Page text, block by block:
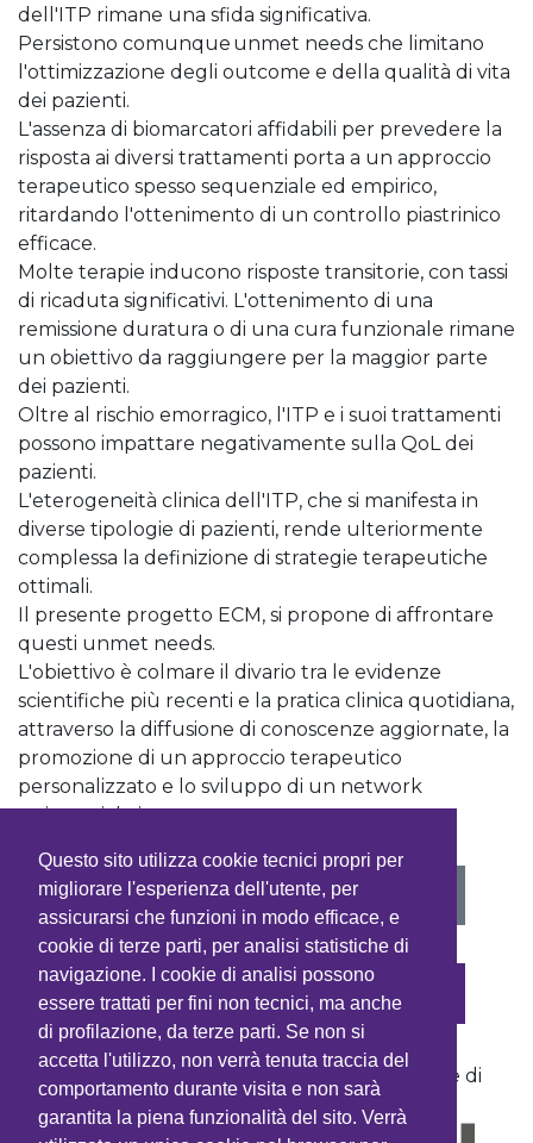
Questo sito utilizza cookie tecnici propri per
migliorare l'esperienza dell'utente, per
assicurarsi che funzioni in modo efficace, e
cookie di terze parti, per analisi statistiche di
navigazione. I cookie di analisi possono
essere trattati per fini non tecnici, ma anche
di profilazione, da terze parti. Se non si
accetta l'utilizzo, non verrà tenuta traccia del
comportamento durante visita e non sarà
garantita la piena funzionalità del sito. Verrà
dell'ITP rimane una sfida significativa.
Persistono comunque unmet needs che limitano
l'ottimizzazione degli outcome e della qualità di vita
dei pazienti.
L'assenza di biomarcatori affidabili per prevedere la
risposta ai diversi trattamenti porta a un approccio
terapeutico spesso sequenziale ed empirico,
ritardando l'ottenimento di un controllo piastrinico
efficace.
Molte terapie inducono risposte transitorie, con tassi
di ricaduta significativi. L'ottenimento di una
remissione duratura o di una cura funzionale rimane
un obiettivo da raggiungere per la maggior parte
dei pazienti.
Oltre al rischio emorragico, l'ITP e i suoi trattamenti
possono impattare negativamente sulla QoL dei
pazienti.
L'eterogeneità clinica dell'ITP, che si manifesta in
diverse tipologie di pazienti, rende ulteriormente
complessa la definizione di strategie terapeutiche
ottimali.
Il presente progetto ECM, si propone di affrontare
questi unmet needs.
L'obiettivo è colmare il divario tra le evidenze
scientifiche più recenti e la pratica clinica quotidiana,
attraverso la diffusione di conoscenze aggiornate, la
promozione di un approccio terapeutico
personalizzato e lo sviluppo di un network
assistenziale integrato.
VEDI PROGRAMMA
ISCRIVITI
Con la sponsorizzazione non condizionante di